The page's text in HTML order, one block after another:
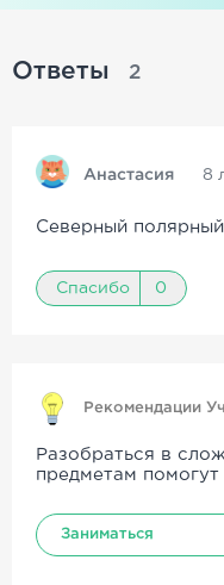
Ответы 2
Анастасия 8
Северный
Спасибо 0
Рекомендации
Разобраться в
предметам
Заниматься